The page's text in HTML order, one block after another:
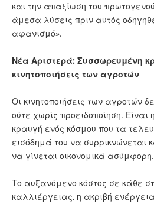
και την απαξίωση του
άμεσα λύσεις πριν αυτός
αφανισμό».
Νέα Αριστερά: Συσσωρευμένη
κινητοποιήσεις των αγροτών
Οι κινητοποιήσεις των αγροτών
ούτε χωρίς προειδοποίηση.
κραυγή ενός κόσμου που τα
εισόδημά του να συρρικνώνεται
να γίνεται οικονομικά ασύμφορη.
Το αυξανόμενο κόστος σε κάθε
καλλιέργειας, η ακριβή